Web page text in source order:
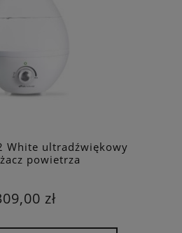
White ultradźwiękowy
powietrza
zł